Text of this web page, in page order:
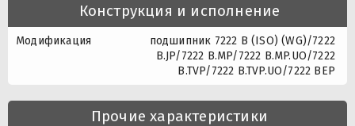
Конструкция и исполнение
Модификация
подшипник 7222 B (ISO) (WG)/7222
B.JP/7222 B.MP/7222 B.MP.UO/7222
B.TVP/7222 B.TVP.UO/7222 BEP
Прочие характеристики